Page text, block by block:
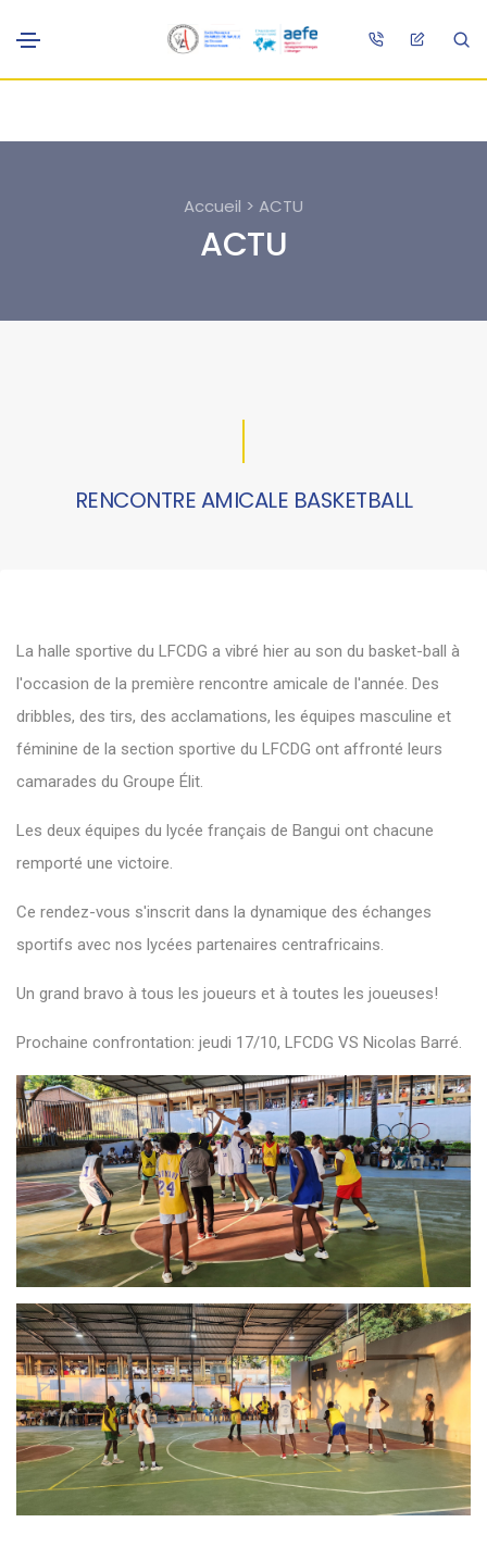
Accueil > ACTU
ACTU
RENCONTRE AMICALE BASKETBALL
La halle sportive du LFCDG a vibré hier au son du basket-ball à
l'occasion de la première rencontre amicale de l'année. Des
dribbles, des tirs, des acclamations, les équipes masculine et
féminine de la section sportive du LFCDG ont affronté leurs
camarades du Groupe Élit.
Les deux équipes du lycée français de Bangui ont chacune
remporté une victoire.
Ce rendez-vous s'inscrit dans la dynamique des échanges
sportifs avec nos lycées partenaires centrafricains.
Un grand bravo à tous les joueurs et à toutes les joueuses!
Prochaine confrontation: jeudi 17/10, LFCDG VS Nicolas Barré.